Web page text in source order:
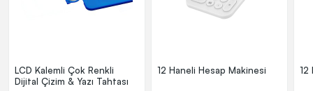
LCD Kalemli Çok Renkli
Dijital Çizim & Yazı Tahtası
12 Haneli Hesap Makinesi 12